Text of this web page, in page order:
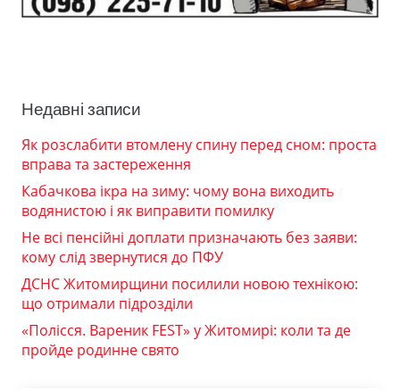
Недавні записи
Як розслабити втомлену спину перед сном: проста
вправа та застереження
Кабачкова ікра на зиму: чому вона виходить
водянистою і як виправити помилку
Не всі пенсійні доплати призначають без заяви:
кому слід звернутися до ПФУ
ДСНС Житомирщини посилили новою технікою:
що отримали підрозділи
«Полісся. Вареник FEST» у Житомирі: коли та де
пройде родинне свято